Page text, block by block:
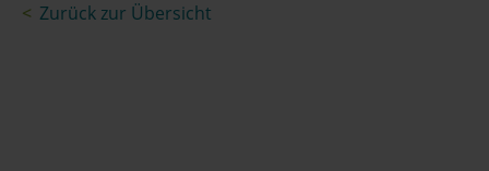
Zurück zur Übersicht